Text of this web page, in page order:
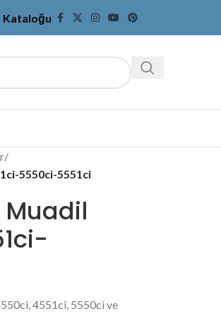
Kataloğu
/
5550ci-5551ci
4551ci, 5550ci ve